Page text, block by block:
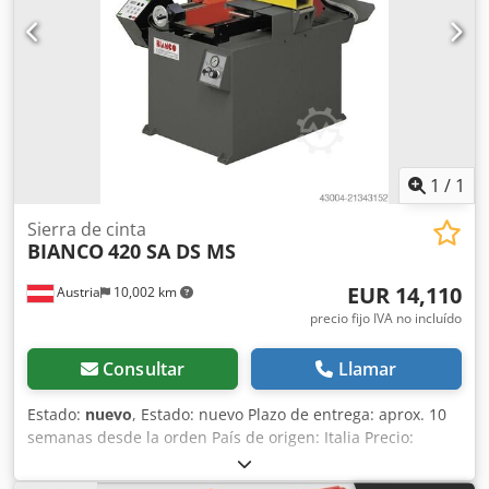
trabajo: 830 mm Longitud: 1600 mm Ancho: 1400 mm
Altura: 1950 mm Peso: 356 kg Mordaza manual con
palanca de apriete rápido Descenso por el propio peso con
amortiguador regulable 2 velocidades Sistema de
refrigeración OPCIONES: Mesas de rodillos y cintas de
sierra bajo consulta
1 / 1
Austria 10,002 km
Sierra de cinta
BIANCO420 SA DS MS
EUR 14,110
precio fijo IVA no incluído
Consultar Llamar
Estado: nuevo, Estado: nuevo Plazo de entrega: aprox. 10
semanas desde la orden País de origen: Italia Precio:
14.110 € Cuota de leasing: 270,91 € Arco de sierra: arco
basculante Dimensiones de la cinta de sierra: 3270x27x0,9